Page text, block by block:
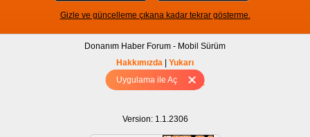
Uygulama ile Aç
Gizle ve güncelleme çıkana kadar tekrar gösterme.
Donanım Haber Forum - Mobil Sürüm
Hakkımızda | Yukarı
Tam sürüm için Tıklayınız
Version: 1.1.2306